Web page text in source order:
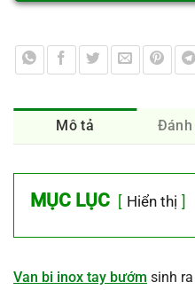
Mô tả Đánh
MỤC LỤC Hiển thị
Van bi inox tay bướm sinh